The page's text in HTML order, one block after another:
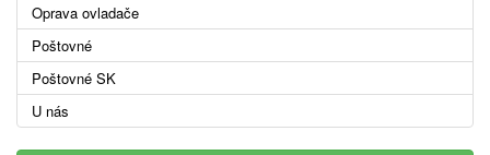
Oprava ovladače
Poštovné
Poštovné SK
U nás